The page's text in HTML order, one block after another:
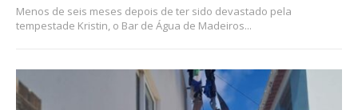
Menos de seis meses depois de ter sido devastado pela
tempestade Kristin, o Bar de Água de Madeiros...